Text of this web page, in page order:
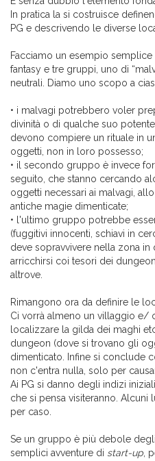
In pratica la si costruisce
PG e descrivendo le diverse
Facciamo un esempio semplice
fantasy e tre gruppi, uno di
neutrali. Diamo uno scopo a
• i malvagi potrebbero voler
divinità o di qualche suo
devono compiere un rituale in
oggetti, non in loro possesso;
• il secondo gruppo è invece
seguito, che stanno cercando
oggetti necessari ai malvagi,
antiche magie dimenticate;
• l'ultimo gruppo potrebbe
(fuggitivi innocenti, schiavi in
deve sopravvivere nella zona
arricchirsi coi tesori dei
altrove.
Rimangono ora da definire le
Ci vorrà almeno un villaggio e/
localizzare la gilda dei maghi
dungeon (dove si trovano gli
dimenticato. Infine si conclude
non c'entra nulla, solo per
Ai PG si danno degli indizi
che si pensa visiteranno. Alcuni
per caso.
Se un gruppo è più debole
semplici avventure di start-up ,